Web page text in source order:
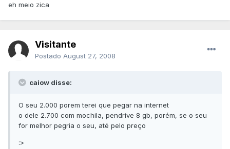
eh meio zica
Visitante
Postado August 27, 2008
caiow disse:
O seu 2.000 porem terei que pegar na internet
o dele 2.700 com mochila, pendrive 8 gb, porém, se o seu
for melhor pegria o seu, até pelo preço
:>